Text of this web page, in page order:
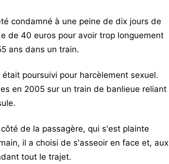
condamné à une peine de dix jours de
de 40 euros pour avoir trop longuement
ans dans un train.
poursuivi pour harcèlement sexuel.
en 2005 sur un train de banlieue reliant
de la passagère, qui s'est plainte
il a choisi de s'asseoir en face et, aux
tout le trajet.